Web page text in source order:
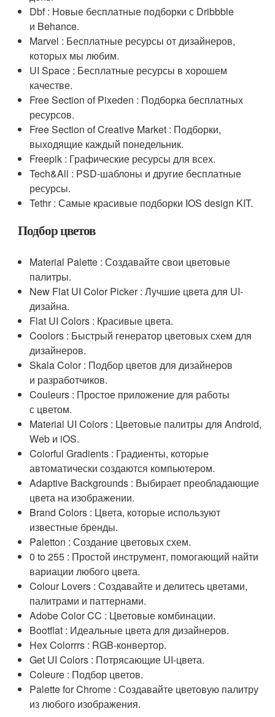
Dbf : Новые бесплатные подборки с Dribbble
и Behance.
Marvel : Бесплатные ресурсы от дизайнеров,
которых мы любим.
UI Space : Бесплатные ресурсы в хорошем
качестве.
Free Section of Pixeden : Подборка бесплатных
ресурсов.
Free Section of Creative Market : Подборки,
выходящие каждый понедельник.
Freepik : Графические ресурсы для всех.
Tech&All : PSD-шаблоны и другие бесплатные
ресурсы.
Tethr : Самые красивые подборки IOS design KIT.
Подбор цветов
Material Palette : Создавайте свои цветовые
палитры.
New Flat UI Color Picker : Лучшие цвета для UI-
дизайна.
Flat UI Colors : Красивые цвета.
Coolors : Быстрый генератор цветовых схем для
дизайнеров.
Skala Color : Подбор цветов для дизайнеров
и разработчиков.
Couleurs : Простое приложение для работы
с цветом.
Material UI Colors : Цветовые палитры для Android,
Web и iOS.
Colorful Gradients : Градиенты, которые
автоматически создаются компьютером.
Adaptive Backgrounds : Выбирает преобладающие
цвета на изображении.
Brand Colors : Цвета, которые используют
известные бренды.
Paletton : Создание цветовых схем.
0 to 255 : Простой инструмент, помогающий найти
вариации любого цвета.
Colour Lovers : Создавайте и делитесь цветами,
палитрами и паттернами.
Adobe Color CC : Цветовые комбинации.
Bootflat : Идеальные цвета для дизайнеров.
Hex Colorrrs : RGB-конвертор.
Get UI Colors : Потрясающие UI-цвета.
Coleure : Подбор цветов.
Palette for Chrome : Создавайте цветовую палитру
из любого изображения.